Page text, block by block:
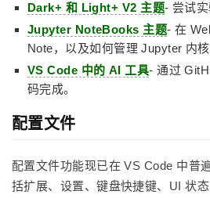
Dark+ 和 Light+ V2 主题- 尝试
Jupyter NoteBooks 主题- 在
Note，以及如何管理 Jupyter 内核
VS Code 中的 AI 工具- 通过
码完成。
配置文件
配置文件功能现已在 VS Code 中普
括扩展、设置、键盘快捷键、UI 状